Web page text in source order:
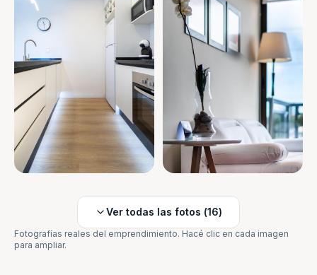
Ver todas las fotos (16)
Fotografías reales del emprendimiento. Hacé clic en cada imagen
para ampliar.